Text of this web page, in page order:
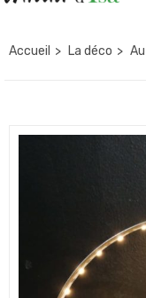
Accueil La déco